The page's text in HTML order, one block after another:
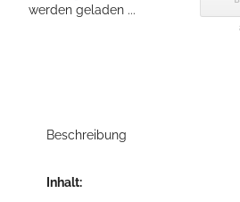
werden geladen ...
Beschreibung
Inhalt: